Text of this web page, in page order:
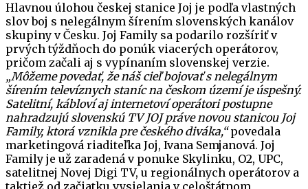
Hlavnou úlohou českej stanice Joj je podľa vlastných
slov boj s nelegálnym šírením slovenských kanálov
skupiny v Česku. Joj Family sa podarilo rozšíriť v
prvých týždňoch do ponúk viacerých operátorov,
pričom začali aj s vypínaním slovenskej verzie.
„Môžeme povedať, že náš cieľ bojovať s nelegálnym
šírením televíznych staníc na českom území je úspešný.
Satelitní, kábloví aj internetoví operátori postupne
nahradzujú slovenskú TV JOJ práve novou stanicou Joj
Family, ktorá vznikla pre českého diváka,“povedala
marketingová riaditeľka Joj, Ivana Semjanová. Joj
Family je už zaradená v ponuke Skylinku, O2, UPC,
satelitnej Novej Digi TV, u regionálnych operátorov a